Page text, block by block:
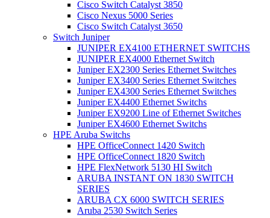
Cisco Switch Catalyst 3850
Cisco Nexus 5000 Series
Cisco Switch Catalyst 3650
Switch Juniper
JUNIPER EX4100 ETHERNET SWITCHS
JUNIPER EX4000 Ethernet Switch
Juniper EX2300 Series Ethernet Switches
Juniper EX3400 Series Ethernet Switches
Juniper EX4300 Series Ethernet Switches
Juniper EX4400 Ethernet Switchs
Juniper EX9200 Line of Ethernet Switches
Juniper EX4600 Ethernet Switchs
HPE Aruba Switchs
HPE OfficeConnect 1420 Switch
HPE OfficeConnect 1820 Switch
HPE FlexNetwork 5130 HI Switch
ARUBA INSTANT ON 1830 SWITCH
SERIES
ARUBA CX 6000 SWITCH SERIES
Aruba 2530 Switch Series